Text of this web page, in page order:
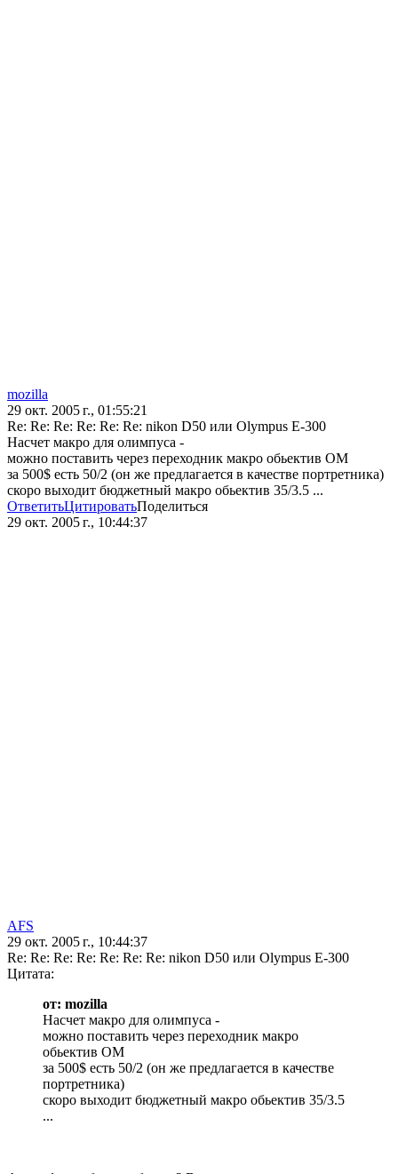
mozilla
29 окт. 2005 г., 01:55:21
Re: Re: Re: Re: Re: Re: nikon D50 или Olympus E-300
Насчет макро для олимпуса -
можно поставить через переходник макро обьектив OM
за 500$ есть 50/2 (он же предлагается в качестве портретника)
скоро выходит бюджетный макро обьектив 35/3.5 ...
ОтветитьЦитироватьПоделиться
29 окт. 2005 г., 10:44:37
AFS
29 окт. 2005 г., 10:44:37
Re: Re: Re: Re: Re: Re: Re: nikon D50 или Olympus E-300
Цитата:
от: mozilla
Насчет макро для олимпуса -
можно поставить через переходник макро
обьектив OM
за 500$ есть 50/2 (он же предлагается в качестве
портретника)
скоро выходит бюджетный макро обьектив 35/3.5
...